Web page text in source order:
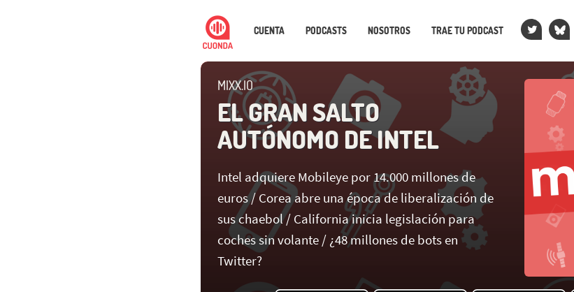
CUENTA PODCASTS NOSOTROS TRAE TU PODCAST
MIXX.IO
EL GRAN SALTO
AUTÓNOMO DE INTEL
Intel adquiere Mobileye por 14.000 millones de
euros / Corea abre una época de liberalización de
sus chaebol / California inicia legislación para
coches sin volante / ¿48 millones de bots en
Twitter?